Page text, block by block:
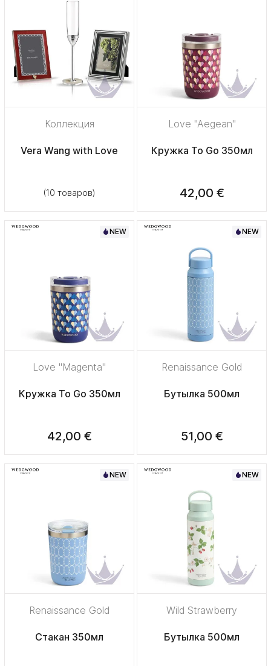
Коллекция
Vera Wang with Love
(10 товаров)
Love "Aegean"
Кружка To Go 350мл
42,00 €
NEW
Love "Magenta"
Кружка To Go 350мл
42,00 €
NEW
Renaissance Gold
Бутылка 500мл
51,00 €
NEW
Renaissance Gold
Стакан 350мл
NEW
Wild Strawberry
Бутылка 500мл